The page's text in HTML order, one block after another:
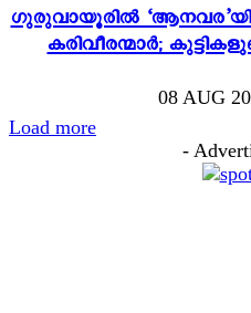
ഗുരുവായൂരിൽ
കരിവീരന്മാർ;
08 AUG
Load more
-